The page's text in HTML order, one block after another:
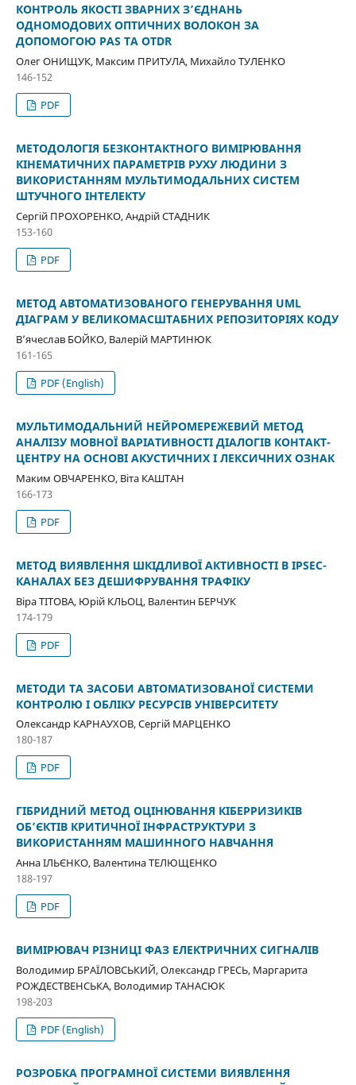
КОНТРОЛЬ ЯКОСТІ ЗВАРНИХ З’ЄДНАНЬ
ОДНОМОДОВИХ ОПТИЧНИХ ВОЛОКОН ЗА
ДОПОМОГОЮ PAS ТА OTDR
Олег ОНИЩУК, Максим ПРИТУЛА, Михайло ТУЛЕНКО
146-152
PDF
МЕТОДОЛОГІЯ БЕЗКОНТАКТНОГО ВИМІРЮВАННЯ
КІНЕМАТИЧНИХ ПАРАМЕТРІВ РУХУ ЛЮДИНИ З
ВИКОРИСТАННЯМ МУЛЬТИМОДАЛЬНИХ СИСТЕМ
ШТУЧНОГО ІНТЕЛЕКТУ
Сергій ПРОХОРЕНКО, Андрій СТАДНИК
153-160
PDF
МЕТОД АВТОМАТИЗОВАНОГО ГЕНЕРУВАННЯ UML
ДІАГРАМ У ВЕЛИКОМАСШТАБНИХ РЕПОЗИТОРІЯХ КОДУ
В’ячеслав БОЙКО, Валерій МАРТИНЮК
161-165
PDF (English)
МУЛЬТИМОДАЛЬНИЙ НЕЙРОМЕРЕЖЕВИЙ МЕТОД
АНАЛІЗУ МОВНОЇ ВАРІАТИВНОСТІ ДІАЛОГІВ КОНТАКТ-
ЦЕНТРУ НА ОСНОВІ АКУСТИЧНИХ І ЛЕКСИЧНИХ ОЗНАК
Маким ОВЧАРЕНКО, Віта КАШТАН
166-173
PDF
МЕТОД ВИЯВЛЕННЯ ШКІДЛИВОЇ АКТИВНОСТІ В IPSEC-
КАНАЛАХ БЕЗ ДЕШИФРУВАННЯ ТРАФІКУ
Віра ТІТОВА, Юрій КЛЬОЦ, Валентин БЕРЧУК
174-179
PDF
МЕТОДИ ТА ЗАСОБИ АВТОМАТИЗОВАНОЇ СИСТЕМИ
КОНТРОЛЮ І ОБЛІКУ РЕСУРСІВ УНІВЕРСИТЕТУ
Олександр КАРНАУХОВ, Сергій МАРЦЕНКО
180-187
PDF
ГІБРИДНИЙ МЕТОД ОЦІНЮВАННЯ КІБЕРРИЗИКІВ
ОБ’ЄКТІВ КРИТИЧНОЇ ІНФРАСТРУКТУРИ З
ВИКОРИСТАННЯМ МАШИННОГО НАВЧАННЯ
Анна ІЛЬЄНКО, Валентина ТЕЛЮЩЕНКО
188-197
PDF
ВИМІРЮВАЧ РІЗНИЦІ ФАЗ ЕЛЕКТРИЧНИХ СИГНАЛІВ
Володимир БРАЇЛОВСЬКИЙ, Олександр ГРЕСЬ, Маргарита
РОЖДЕСТВЕНСЬКА, Володимир ТАНАСЮК
198-203
PDF (English)
РОЗРОБКА ПРОГРАМНОЇ СИСТЕМИ ВИЯВЛЕННЯ